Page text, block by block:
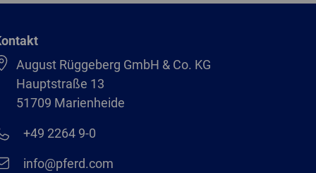
August Rüggeberg GmbH & Co. KG
Hauptstraße 13
51709 Marienheide
+49 2264 9-0
info@pferd.com